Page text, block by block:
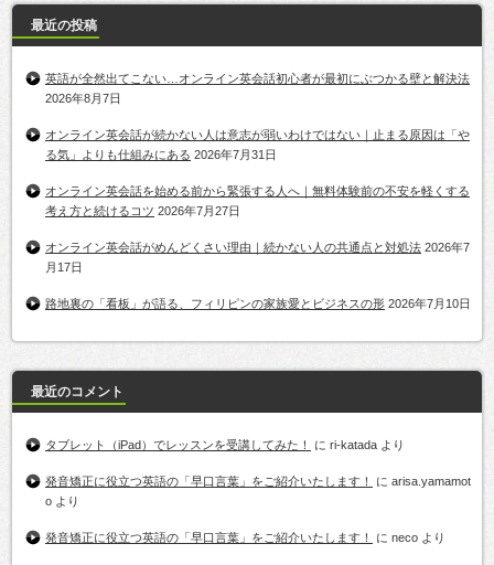
最近の投稿
英語が全然出てこない…オンライン英会話初心者が最初にぶつかる壁と解決法
2026年8月7日
オンライン英会話が続かない人は意志が弱いわけではない｜止まる原因は「や
る気」よりも仕組みにある 2026年7月31日
オンライン英会話を始める前から緊張する人へ｜無料体験前の不安を軽くする
考え方と続けるコツ 2026年7月27日
オンライン英会話がめんどくさい理由｜続かない人の共通点と対処法 2026年7
月17日
路地裏の「看板」が語る、フィリピンの家族愛とビジネスの形 2026年7月10日
最近のコメント
タブレット（iPad）でレッスンを受講してみた！ に ri-katada より
発音矯正に役立つ英語の「早口言葉」をご紹介いたします！ に arisa.yamamot
o より
発音矯正に役立つ英語の「早口言葉」をご紹介いたします！ に neco より